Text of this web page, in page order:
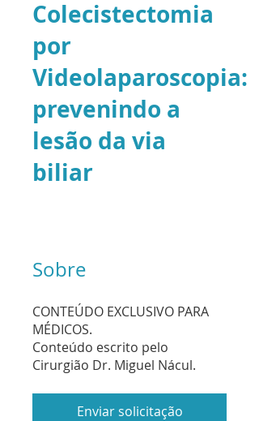
Colecistectomia
por
Videolaparoscopia:
prevenindo a
lesão da via
biliar
Sobre
CONTEÚDO EXCLUSIVO PARA
MÉDICOS.
Conteúdo escrito pelo
Cirurgião Dr. Miguel Nácul.
Enviar solicitação